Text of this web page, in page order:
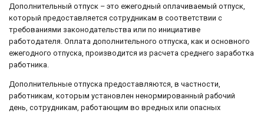
Дополнительный отпуск – это ежегодный оплачиваемый отпуск,
который предоставляется сотрудникам в соответствии с
требованиями законодательства или по инициативе
работодателя. Оплата дополнительного отпуска, как и основного
ежегодного отпуска, производится из расчета среднего заработка
работника.
Дополнительные отпуска предоставляются, в частности,
работникам, которым установлен ненормированный рабочий
день, сотрудникам, работающим во вредных или опасных